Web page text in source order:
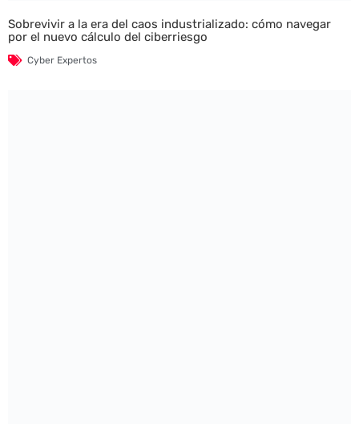
Sobrevivir a la era del caos industrializado: cómo navegar
por el nuevo cálculo del ciberriesgo
Cyber Expertos